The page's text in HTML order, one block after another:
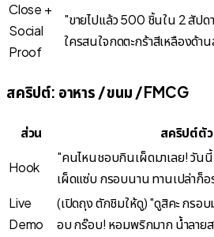
Close +
Social
Proof
"ขายไปแล้ว 500 ชิ้นใน 2 สัปดา
ใครสนใจกดตะกร้าสีเหลืองด้าน
สคริปต์: อาหาร / ขนม / FMCG
ส่วน สคริปต์ตั
Hook
"คนไหนชอบกินเผ็ดมาเลย! วัน
เผ็ดแซ่บ กรอบนาน ทานเปล่าก็
Live
Demo
(เปิดถุง ตักชิมให้ดู) "ดูสิคะ กรอบ
อบ กร๊อบ! หอมพริกมาก น้ำลาย